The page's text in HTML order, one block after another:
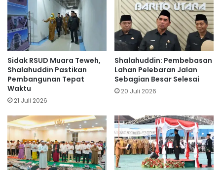
Sidak RSUD Muara Teweh,
Shalahuddin Pastikan
Pembangunan Tepat
Waktu
21 Juli 2026
Shalahuddin: Pembebasan
Lahan Pelebaran Jalan
Sebagian Besar Selesai
20 Juli 2026